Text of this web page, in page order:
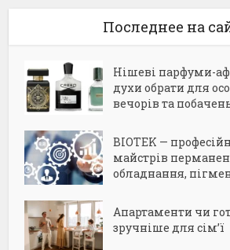
Последнее на
Нішеві парфуми-
духи обрати для
вечорів та
BIOTEK —
майстрів
обладнання,
Апартаменти чи
зручніше для сім’ї